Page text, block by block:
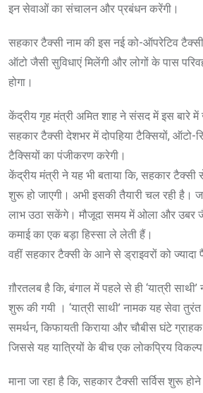
इन सेवाओं का संचालन और प्रबंधन करेंगी।
सहकार टैक्सी नाम की इस नई को-ऑपरेटिव
ऑटो जैसी सुविधाएं मिलेंगी और लोगों के पास
होगा।
केंद्रीय गृह मंत्री अमित शाह ने संसद में इस बारे में
सहकार टैक्सी देशभर में दोपहिया टैक्सियों, ऑटो-
टैक्सियों का पंजीकरण करेगी।
केंद्रीय मंत्री ने यह भी बताया कि, सहकार
शुरू हो जाएगी। अभी इसकी तैयारी चल रही है।
लाभ उठा सकेंगे। मौजूदा समय में ओला और उबर
कमाई का एक बड़ा हिस्सा ले लेती हैं।
वहीं सहकार टैक्सी के आने से ड्राइवरों को ज्यादा
ग़ौरतलब है कि, बंगाल में पहले से ही ‘यात्री साथी’
शुरू की गयी । ‘यात्री साथी’ नामक यह सेवा तुरंत
समर्थन, किफायती किराया और चौबीस घंटे
जिससे यह यात्रियों के बीच एक लोकप्रिय
माना जा रहा है कि, सहकार टैक्सी सर्विस शुरू